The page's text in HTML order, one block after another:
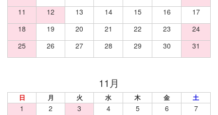
11
12 13 14 15 16
17
18
19 20 21 22 23
24
25
26 27 28 29 30 31
日 月 火 水 木 金 土
1 2 3 4 5 6
7